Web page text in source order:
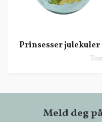
Prinsesser
Meld deg